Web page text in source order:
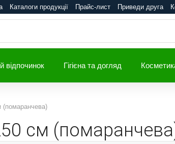
Каталоги продукції Прайс-лист Приведи друга
відпочинок Гігієна та догляд
(помаранчева)
см